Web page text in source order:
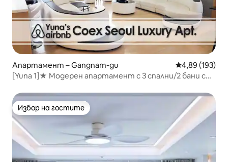
Апартамент – Gangnam-gu Средна
4,89 (193)
[Yuna 1]★ Модерен апартамент с 3 спални/2 бани с
Избор на гостите
Избор на гостите